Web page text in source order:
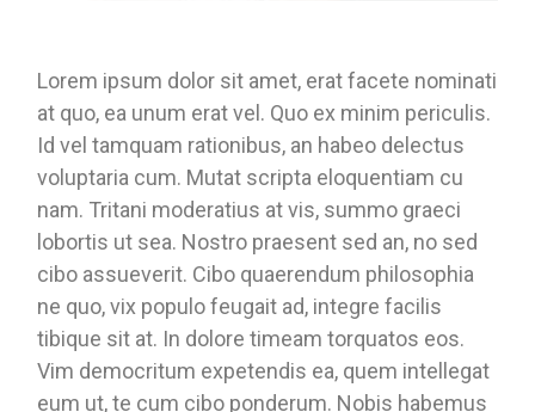
Lorem ipsum dolor sit amet, erat facete nominati
at quo, ea unum erat vel. Quo ex minim periculis.
Id vel tamquam rationibus, an habeo delectus
voluptaria cum. Mutat scripta eloquentiam cu
nam. Tritani moderatius at vis, summo graeci
lobortis ut sea. Nostro praesent sed an, no sed
cibo assueverit. Cibo quaerendum philosophia
ne quo, vix populo feugait ad, integre facilis
tibique sit at. In dolore timeam torquatos eos.
Vim democritum expetendis ea, quem intellegat
eum ut, te cum cibo ponderum. Nobis habemus